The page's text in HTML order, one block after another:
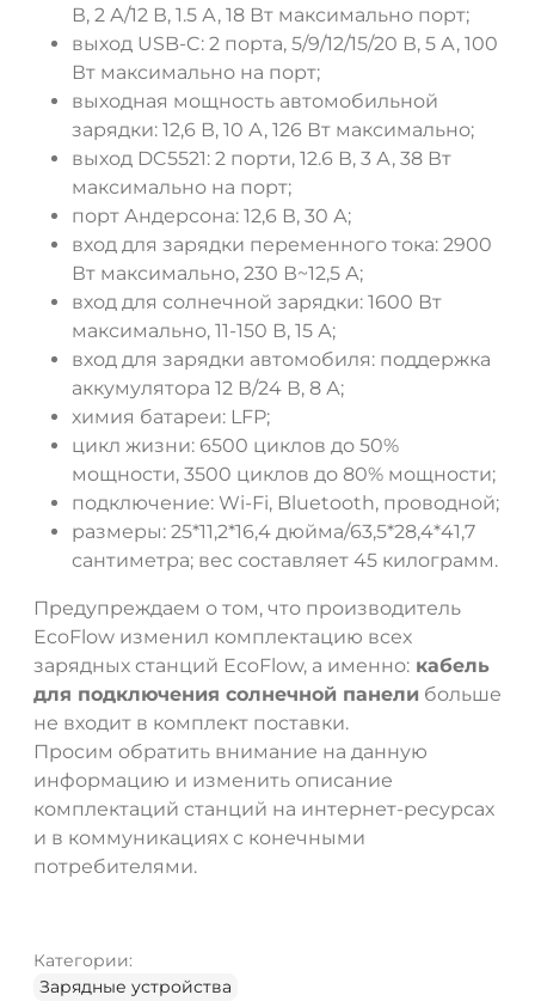
В, 2 А/12 В, 1.5 А, 18 Вт максимально порт;
выход USB-C: 2 порта, 5/9/12/15/20 В, 5 А, 100
Вт максимально на порт;
выходная мощность автомобильной
зарядки: 12,6 В, 10 А, 126 Вт максимально;
выход DC5521: 2 порти, 12.6 В, 3 А, 38 Вт
максимально на порт;
порт Андерсона: 12,6 В, 30 А;
вход для зарядки переменного тока: 2900
Вт максимально, 230 В~12,5 А;
вход для солнечной зарядки: 1600 Вт
максимально, 11-150 В, 15 А;
вход для зарядки автомобиля: поддержка
аккумулятора 12 В/24 В, 8 А;
химия батареи: LFP;
цикл жизни: 6500 циклов до 50%
мощности, 3500 циклов до 80% мощности;
подключение: Wi-Fi, Bluetooth, проводной;
размеры: 25*11,2*16,4 дюйма/63,5*28,4*41,7
сантиметра; вес составляет 45 килограмм.
Предупреждаем о том, что производитель
EcoFlow изменил комплектацию всех
зарядных станций EcoFlow, а именно: кабель
для подключения солнечной панели больше
не входит в комплект поставки.
Просим обратить внимание на данную
информацию и изменить описание
комплектаций станций на интернет-ресурсах
и в коммуникациях с конечными
потребителями.
Категории:
Зарядные устройства